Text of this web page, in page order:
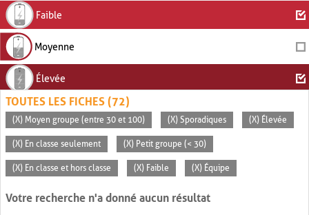
Faible
Moyenne
Élevée
TOUTES LES FICHES (72)
(X) Moyen groupe (entre 30 et 100) (X) Sporadiques (X) Élevée
(X) En classe seulement (X) Petit groupe (< 30)
(X) En classe et hors classe (X) Faible (X) Équipe
Votre recherche n'a donné aucun résultat